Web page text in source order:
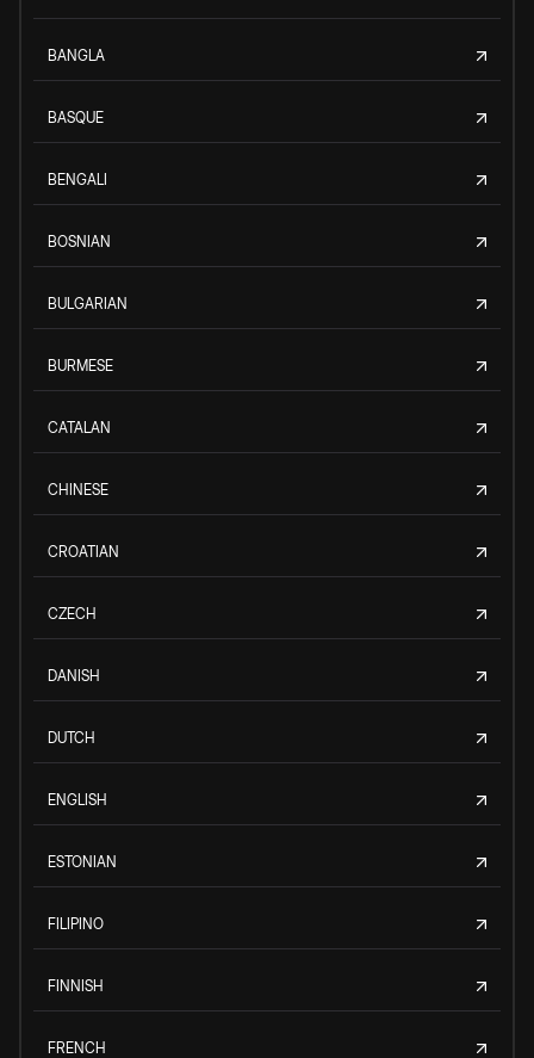
BANGLA
BASQUE
BENGALI
BOSNIAN
BULGARIAN
BURMESE
CATALAN
CHINESE
CROATIAN
CZECH
DANISH
DUTCH
ENGLISH
ESTONIAN
FILIPINO
FINNISH
FRENCH